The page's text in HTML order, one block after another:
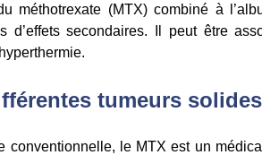
du méthotrexate (MTX) combiné à
d’effets secondaires. Il peut être
tumeurs
conventionnelle, le MTX est un